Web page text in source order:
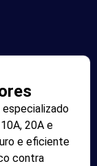
20A e
e eficiente
contra